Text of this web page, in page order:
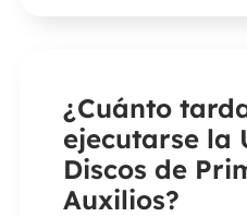
¿Cuánto
ejecutarse la
Discos de
Auxilios?